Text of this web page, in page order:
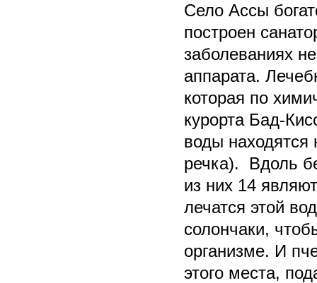
Село Ассы
построен
заболеваниях
аппарата.
которая по
курорта Бад-
воды находятся
речка). Вдоль
из них 14
лечатся этой
солончаки,
организме. И
этого места,